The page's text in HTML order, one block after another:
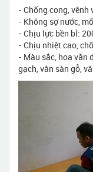
- Chống cong, vênh
- Không sợ nước,
- Chịu lực bền bỉ:
- Chịu nhiệt cao,
- Màu sắc, hoa văn
gạch, vân sàn gỗ,